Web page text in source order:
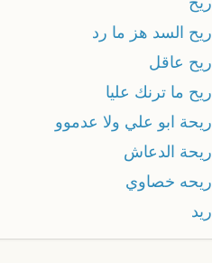
ريح السد هز ما رد
ريح عاقل
ريح ما ترنك عليا
ريحة ابو علي ولا عدموو
ريحة الدعاش
ريحه خصاوي
ريد